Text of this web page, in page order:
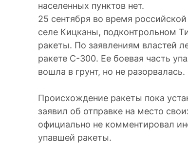
населенных пунктов нет.
25 сентября во время
селе Кицканы, подконтрольном
ракеты. По заявлениям властей
ракете С-300. Ее боевая часть
вошла в грунт, но не разорвалась.
Происхождение ракеты пока
заявил об отправке на место
официально не комментировал
упавшей ракеты.